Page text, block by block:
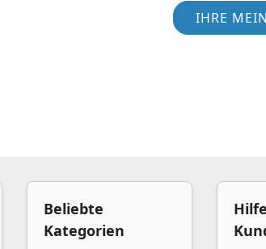
IHRE
Beliebte
Kategorien